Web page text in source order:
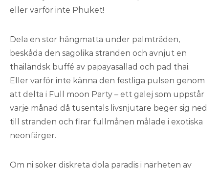
eller varför inte Phuket!
Dela en stor hängmatta under palmträden,
beskåda den sagolika stranden och avnjut en
thailändsk buffé av papayasallad och pad thai.
Eller varför inte känna den festliga pulsen genom
att delta i Full moon Party – ett galej som uppstår
varje månad då tusentals livsnjutare beger sig ned
till stranden och firar fullmånen målade i exotiska
neonfärger.
Om ni söker diskreta dola paradis i närheten av